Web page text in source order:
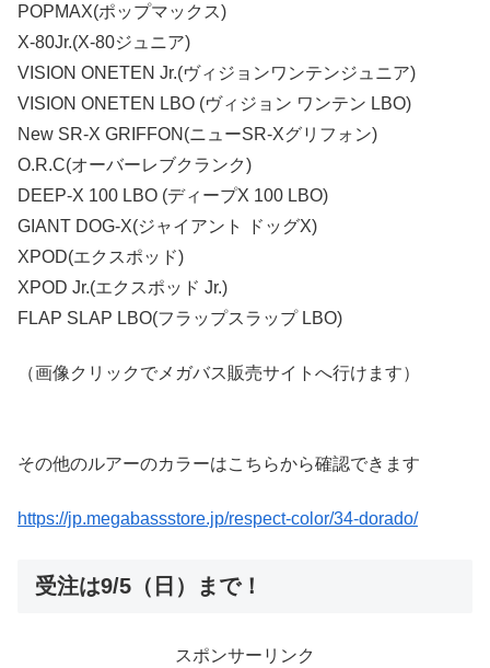
POPMAX(ポップマックス)
X-80Jr.(X-80ジュニア)
VISION ONETEN Jr.(ヴィジョンワンテンジュニア)
VISION ONETEN LBO (ヴィジョン ワンテン LBO)
New SR-X GRIFFON(ニューSR-Xグリフォン)
O.R.C(オーバーレブクランク)
DEEP-X 100 LBO (ディープX 100 LBO)
GIANT DOG-X(ジャイアント ドッグX)
XPOD(エクスポッド)
XPOD Jr.(エクスポッド Jr.)
FLAP SLAP LBO(フラップスラップ LBO)
（画像クリックでメガバス販売サイトへ行けます）
その他のルアーのカラーはこちらから確認できます
https://jp.megabassstore.jp/respect-color/34-dorado/
受注は9/5（日）まで！
スポンサーリンク